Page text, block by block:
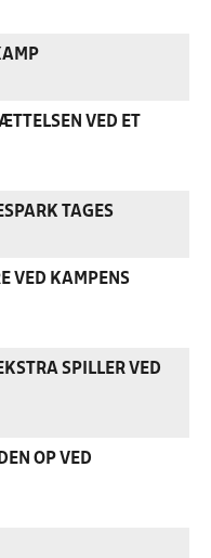
VED ET
TAGES
VED KAMPENS
SPILLER VED
OP VED